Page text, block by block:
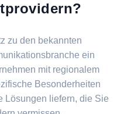
zu den bekannten
ein
mit regionalem
Besonderheiten
Lösungen liefern, die Sie